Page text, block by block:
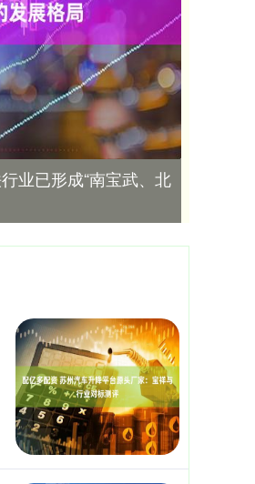
业已形成“南宝武、北